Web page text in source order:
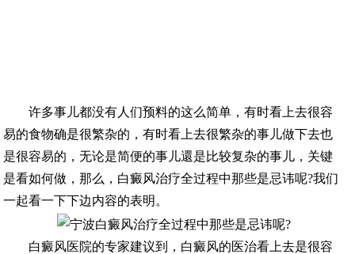
许多事儿都没有人们预料的这么简单，有时看上去很容
易的食物确是很繁杂的，有时看上去很繁杂的事儿做下去也
是很容易的，无论是简便的事儿還是比较复杂的事儿，关键
是看如何做，那么，白癜风治疗全过程中那些是忌讳呢?我们
一起看一下下边内容的表明。
白癜风医院的专家建议到，白癜风的医治看上去是很容